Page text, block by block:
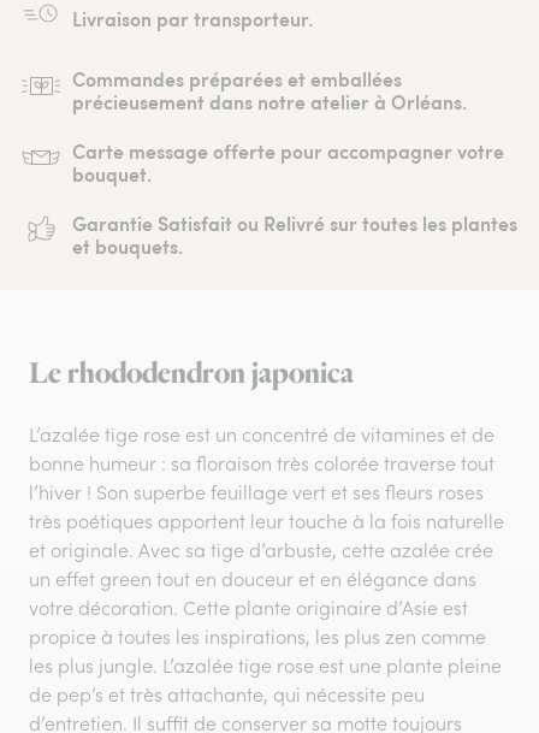
Livraison par transporteur.
Commandes préparées et emballées
précieusement dans notre atelier à Orléans.
Carte message offerte pour accompagner votre
bouquet.
Garantie Satisfait ou Relivré sur toutes les plantes
et bouquets.
Le rhododendron japonica
L’azalée tige rose est un concentré de vitamines et de
bonne humeur : sa floraison très colorée traverse tout
l’hiver ! Son superbe feuillage vert et ses fleurs roses
très poétiques apportent leur touche à la fois naturelle
et originale. Avec sa tige d’arbuste, cette azalée crée
un effet green tout en douceur et en élégance dans
votre décoration. Cette plante originaire d’Asie est
propice à toutes les inspirations, les plus zen comme
les plus jungle. L’azalée tige rose est une plante pleine
de pep’s et très attachante, qui nécessite peu
d’entretien. Il suffit de conserver sa motte toujours